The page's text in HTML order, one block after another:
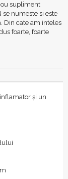
supliment
numeste si este
Din cate am inteles
foarte, foarte
și un